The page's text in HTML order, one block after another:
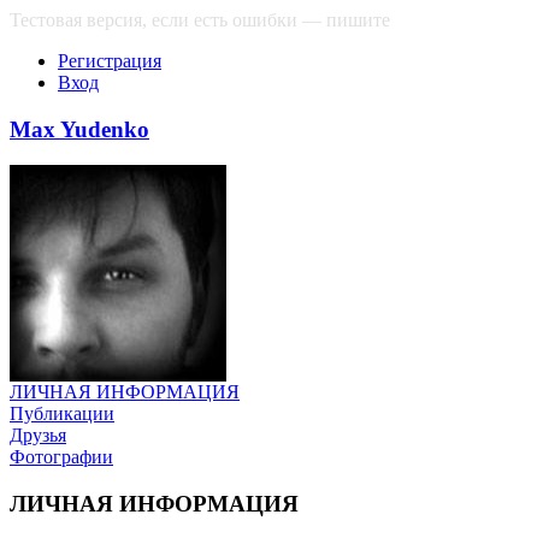
Тестовая версия, если есть ошибки — пишите
Регистрация
Вход
Max Yudenko
ЛИЧНАЯ ИНФОРМАЦИЯ
Публикации
Друзья
Фотографии
ЛИЧНАЯ ИНФОРМАЦИЯ